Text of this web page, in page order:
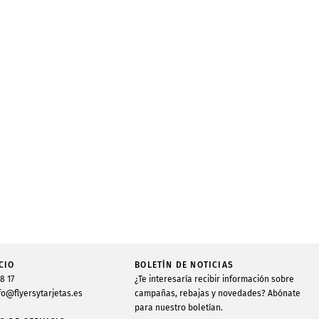
17
BOLETÍN DE NOTICIAS
¿Te interesaría recibir información sobre
campañas, rebajas y novedades? Abónate
para nuestro boletían.